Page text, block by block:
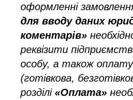
оформленні
для вводу даних
коментарів»
реквізити
особу, а також
(готівкова,
розділі «Оплата»